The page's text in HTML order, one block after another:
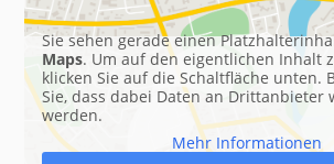
Sie sehen gerade einen
Maps. Um auf den eigentlichen Inhalt
klicken Sie auf die Schaltfläche unten.
Sie, dass dabei Daten an Drittanbieter
werden.
Mehr Informationen